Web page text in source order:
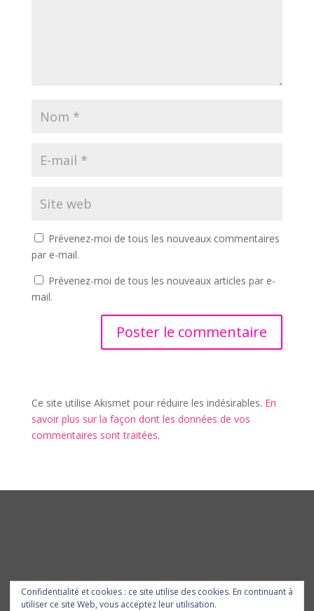
Prévenez-moi de tous les nouveaux commentaires
par e-mail.
Prévenez-moi de tous les nouveaux articles par e-
mail.
Ce site utilise Akismet pour réduire les indésirables. En
savoir plus sur la façon dont les données de vos
commentaires sont traitées.
Confidentialité et cookies : ce site utilise des cookies. En continuant à
utiliser ce site Web, vous acceptez leur utilisation.